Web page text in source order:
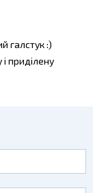
галстук :)
приділену